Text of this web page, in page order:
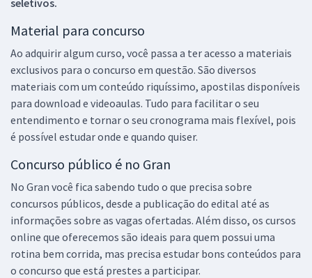
seletivos.
Material para concurso
Ao adquirir algum curso, você passa a ter acesso a materiais
exclusivos para o concurso em questão. São diversos
materiais com um conteúdo riquíssimo, apostilas disponíveis
para download e videoaulas. Tudo para facilitar o seu
entendimento e tornar o seu cronograma mais flexível, pois
é possível estudar onde e quando quiser.
Concurso público é no Gran
No Gran você fica sabendo tudo o que precisa sobre
concursos públicos, desde a publicação do edital até as
informações sobre as vagas ofertadas. Além disso, os cursos
online que oferecemos são ideais para quem possui uma
rotina bem corrida, mas precisa estudar bons conteúdos para
o concurso que está prestes a participar.